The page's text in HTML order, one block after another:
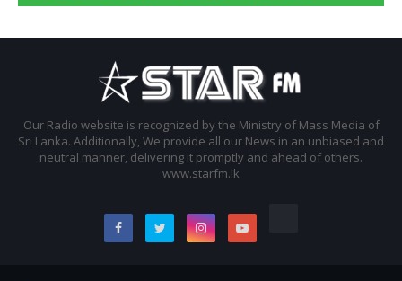
Our Radio website is recognized by the Ministry of Mass Media of
Sri Lanka. Additionally, We provide all our News in an unbiased and
neutral manner, delivering it promptly and ahead of others.
www.starfm.lk